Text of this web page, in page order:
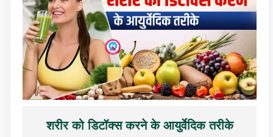
शरीर को डिटॉक्स करने के आयुर्वेदिक तरीके